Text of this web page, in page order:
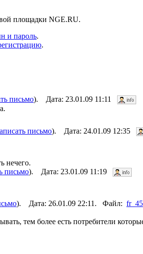
площадки NGE.RU.
и пароль.
.
письмо). Дата: 23.01.09 11:11
письмо). Дата: 24.01.09 12:35
нечего.
письмо). Дата: 23.01.09 11:19
). Дата: 26.01.09 22:11. Файл:
тем более есть потребители